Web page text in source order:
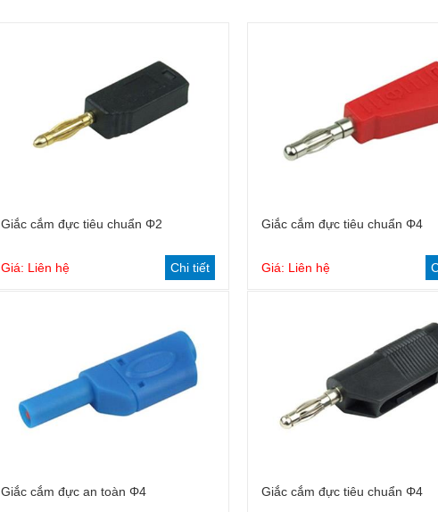
Giắc cắm đực tiêu chuẩn Φ2
Giá: Liên hệ Chi tiết
Giắc cắm đực tiêu chuẩn Φ4
Giá: Liên hệ
Giắc cắm đực an toàn Φ4 Giắc cắm đực tiêu chuẩn Φ4
Dây cắm tiêu chuẩn 2mm Cầu nối tiêu chuẩn Φ4